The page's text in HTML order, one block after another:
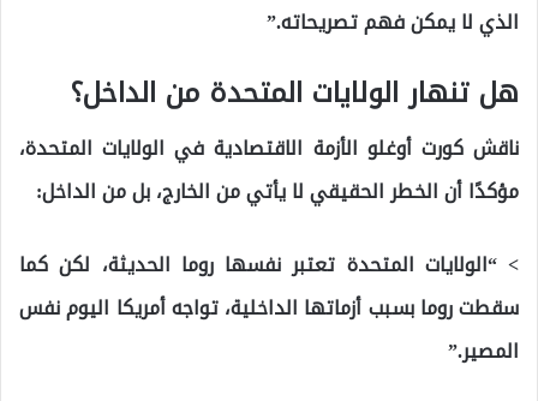
الذي لا يمكن فهم تصريحاته.”
هل تنهار الولايات المتحدة من الداخل؟
ناقش كورت أوغلو الأزمة الاقتصادية في الولايات المتحدة،
مؤكدًا أن الخطر الحقيقي لا يأتي من الخارج، بل من الداخل:
> “الولايات المتحدة تعتبر نفسها روما الحديثة، لكن كما
سقطت روما بسبب أزماتها الداخلية، تواجه أمريكا اليوم نفس
المصير.”